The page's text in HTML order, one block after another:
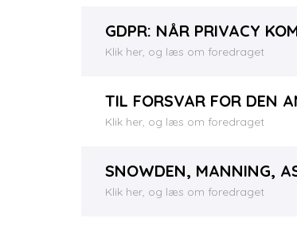
GDPR: NÅR PRIVACY
Klik her, og læs om foredraget
TIL FORSVAR FOR DEN
Klik her, og læs om foredraget
SNOWDEN, MANNING,
Klik her, og læs om foredraget